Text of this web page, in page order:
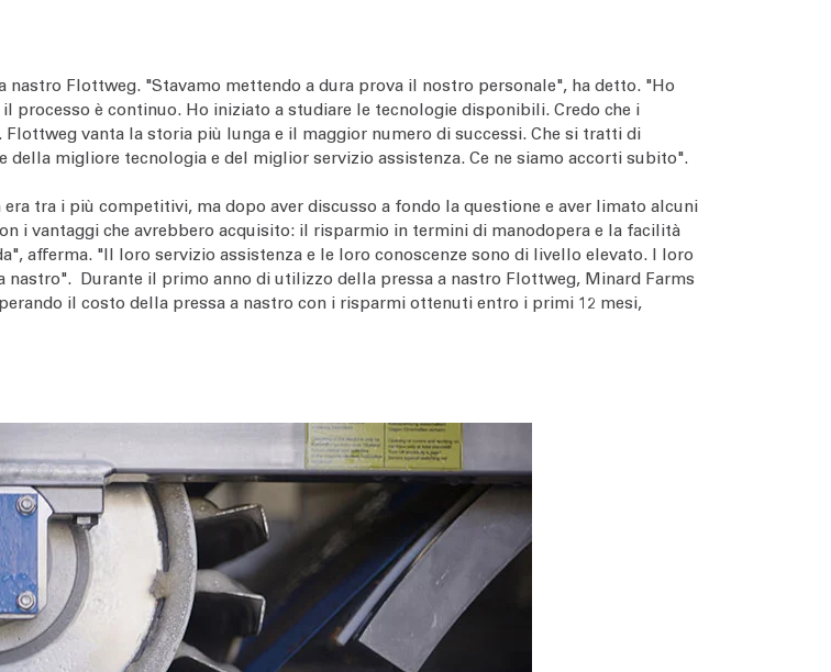
Flottweg. "Stavamo mettendo a dura prova il nostro personale", ha detto. "Ho
è continuo. Ho iniziato a studiare le tecnologie disponibili. Credo che i
vanta la storia più lunga e il maggior numero di successi. Che si tratti di
migliore tecnologia e del miglior servizio assistenza. Ce ne siamo accorti subito".
tra i più competitivi, ma dopo aver discusso a fondo la questione e aver limato alcuni
i vantaggi che avrebbero acquisito: il risparmio in termini di manodopera e la facilità
afferma. "Il loro servizio assistenza e le loro conoscenze sono di livello elevato. I loro
Durante il primo anno di utilizzo della pressa a nastro Flottweg, Minard Farms
il costo della pressa a nastro con i risparmi ottenuti entro i primi 12 mesi,